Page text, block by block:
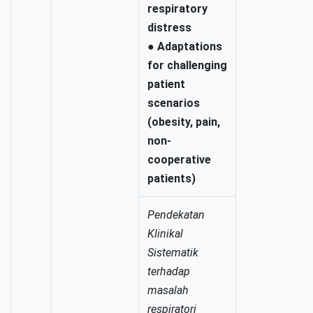
respiratory
distress
● Adaptations
for challenging
patient
scenarios
(obesity, pain,
non-
cooperative
patients)
Pendekatan
Klinikal
Sistematik
terhadap
masalah
respiratori